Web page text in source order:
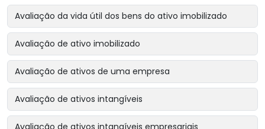
Avaliação da vida útil dos bens do ativo imobilizado
Avaliação de ativo imobilizado
Avaliação de ativos de uma empresa
Avaliação de ativos intangíveis